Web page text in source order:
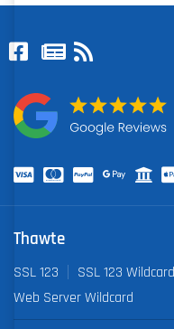
Thawte
SSL 123 SSL 123 Wildcard
Web Server Wildcard